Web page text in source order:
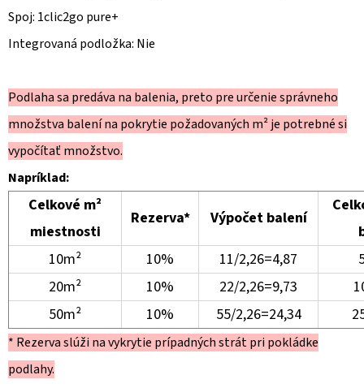
Spoj: 1clic2go pure+
Integrovaná podložka: Nie
Podlaha sa predáva na balenia, preto pre určenie správneho
množstva balení na pokrytie požadovaných m² je potrebné si
vypočítať množstvo.
Napríklad:
Celkové m²
miestnosti
Rezerva* Výpočet balení
10m²
10% 11/2,26=4,87
20m²
10% 22/2,26=9,73
50m²
10% 55/2,26=24,34
* Rezerva slúži na vykrytie prípadných strát pri pokládke
podlahy.